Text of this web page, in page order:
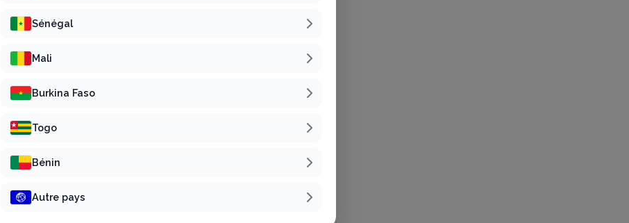
Sénégal
Mali
Burkina Faso
Togo
Bénin
Autre pays